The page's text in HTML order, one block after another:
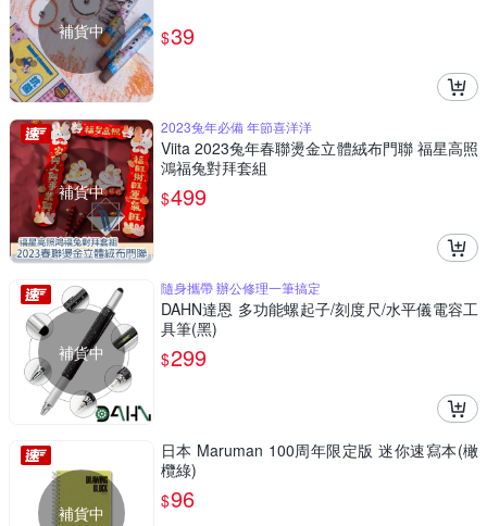
補貨中 $39
補貨中
2023兔年必備 年節喜洋洋
Viita 2023兔年春聯燙金立體絨布門聯 福星高照
鴻福兔對拜套組
$499
補貨中
隨身攜帶 辦公修理一筆搞定
DAHN達恩 多功能螺起子/刻度尺/水平儀電容工
具筆(黑)
$299
補貨中
日本 Maruman 100周年限定版 迷你速寫本(橄
欖綠)
$96